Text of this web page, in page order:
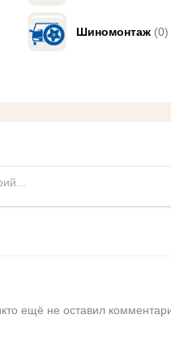
Шиномонтаж (0)
ещё не оставил